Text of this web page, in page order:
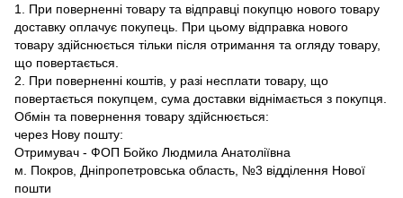
1. При поверненні товару та відправці покупцю нового товару
доставку оплачує покупець. При цьому відправка нового
товару здійснюється тільки після отримання та огляду товару,
що повертається.
2. При поверненні коштів, у разі несплати товару, що
повертається покупцем, сума доставки віднімається з покупця.
Обмін та повернення товару здійснюється:
через Нову пошту:
Отримувач - ФОП Бойко Людмила Анатоліївна
м. Покров, Дніпропетровська область, №3 відділення Нової
пошти